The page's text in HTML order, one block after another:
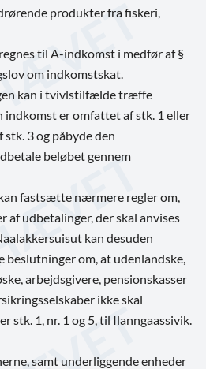
produkter fra fiskeri,
til A-indkomst i medfør af §
om indkomstskat.
kan i tvivlstilfælde træffe
indkomst er omfattet af stk. 1 eller
3 og påbyde den
beløbet gennem
fastsætte nærmere regler om,
af udbetalinger, der skal anvises
kan desuden
om, at udenlandske,
arbejdsgivere, pensionskasser
ikke skal
stk. 1, nr. 1 og 5, til Ilanngaassivik.
samt underliggende enheder